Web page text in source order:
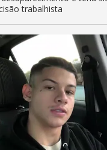
trabalhista